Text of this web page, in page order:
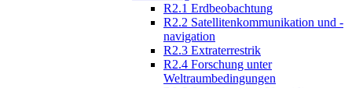
R2.1 Erdbeobachtung
R2.2 Satellitenkommunikation und -
navigation
R2.3 Extraterrestrik
R2.4 Forschung unter
Weltraumbedingungen